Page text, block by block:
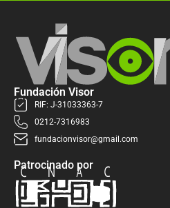
Fundación Visor
RIF: J-31033363-7
0212-7316983
fundacionvisor@gmail.com
Patrocinado por